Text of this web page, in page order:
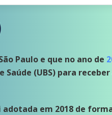
Paulo e que no ano de
(UBS) para
em 2018 de